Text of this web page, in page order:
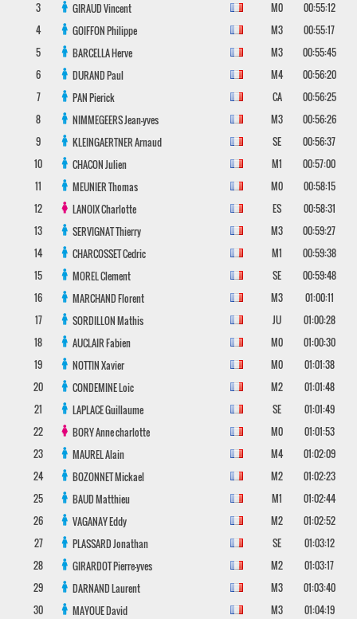
3
GIRAUDVincent M0
00:55:12
4
GOIFFONPhilippe M3
00:55:17
5
BARCELLAHerve M3
00:55:45
6
DURANDPaul M4
00:56:20
7
PANPierick CA
00:56:25
8
NIMMEGEERSJean-yves M3
00:56:26
9
KLEINGAERTNERArnaud SE
00:56:37
10
CHACONJulien M1
00:57:00
11
MEUNIERThomas M0
00:58:15
12
LANOIXCharlotte ES
00:58:31
13
SERVIGNATThierry M3
00:59:27
14
CHARCOSSETCedric M1
00:59:38
15
MORELClement SE
00:59:48
16
MARCHANDFlorent M3
01:00:11
17
SORDILLONMathis JU
01:00:28
18
AUCLAIRFabien M0
01:00:30
19
NOTTINXavier M0
01:01:38
20
CONDEMINELoic M2
01:01:48
21
LAPLACEGuillaume SE
01:01:49
22
BORYAnne charlotte M0
01:01:53
23
MAURELAlain M4
01:02:09
24
BOZONNETMickael M2
01:02:23
25
BAUDMatthieu M1
01:02:44
26
VAGANAYEddy M2
01:02:52
27
PLASSARDJonathan SE
01:03:12
28
GIRARDOTPierre-yves M2
01:03:17
29
DARNANDLaurent M3
01:03:40
30
MAYOUEDavid M3
01:04:19